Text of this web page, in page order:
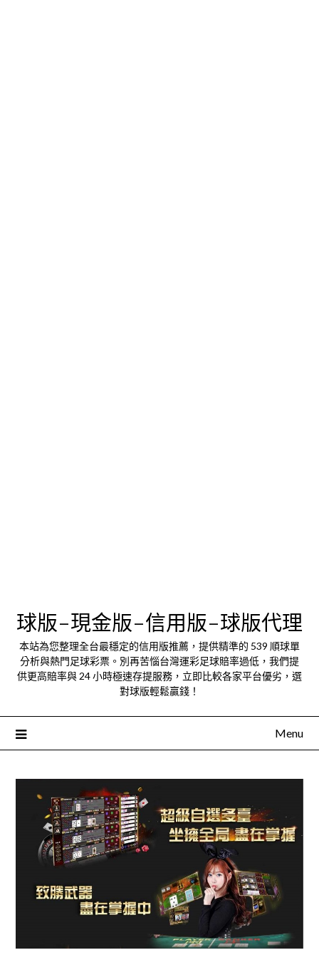
content
球版-現金版-信用版-球版代理
本站為您整理全台最穩定的信用版推薦，提供精準的 539 順球單
分析與熱門足球彩票。別再苦惱台灣運彩足球賠率過低，我們提
供更高賠率與 24 小時極速存提服務，立即比較各家平台優劣，選
對球版輕鬆贏錢！
Menu